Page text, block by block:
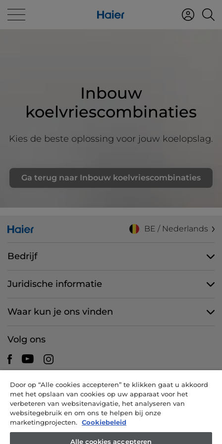
Inbouw
koelvriescombinaties
Kies de beste oplossing voor jouw koelopslag.
Ga terug naar Inbouw koelvriescombinaties
BE / Nederlands
Bedrijf
Juridische informatie
Waar kun je ons vinden
Volg ons
CANDY HOOVER GROUP S.r.I. - een eenpersoonsvennootschap -
HOOFDKANTOOR: Via Comolli, 57 - 20861 Brugherio (MB) - Italië -
ADMINISTRATIEVE KANTOREN: Via Privata Eden Fumagalli snc -
20861 Brugherio (MB) en Via Trento nr. 20/A-22 - 20871 Vimercate
Aandelenkapitaal € 35.000.000,00 volledig volgestort -
Door op “Alle cookies accepteren” te klikken gaat u akkoord
met het opslaan van cookies op uw apparaat voor het
verbeteren van websitenavigatie, het analyseren van
websitegebruik en om ons te helpen bij onze
marketingprojecten.
Cookiebeleid
Alle cookies accepteren